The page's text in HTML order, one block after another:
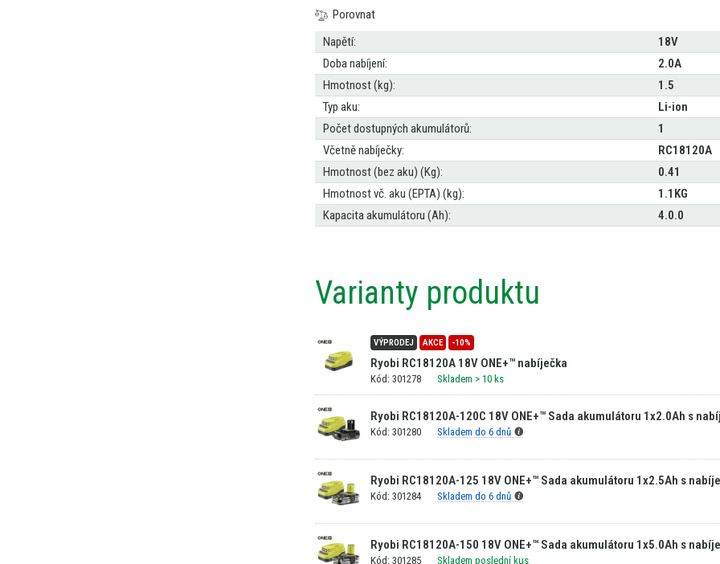
Porovnat
Napětí:
18V
Doba nabíjení:
2.0A
Hmotnost (kg):
1.5
Typ aku:
Li-ion
Počet dostupných akumulátorů:
1
Včetně nabíječky:
RC18120A
Hmotnost (bez aku) (Kg):
0.41
Hmotnost vč. aku (EPTA) (kg):
1.1KG
Kapacita akumulátoru (Ah):
4.0.0
Varianty produktu
VÝPRODEJ AKCE -10%
Ryobi RC18120A 18V ONE+™ nabíječka
Kód: 301278 Skladem > 10 ks
Ryobi RC18120A-120C 18V ONE+™ Sada akumulátoru 1x2.0Ah s
Kód: 301280 Skladem do 6 dnů
Ryobi RC18120A-125 18V ONE+™ Sada akumulátoru 1x2.5Ah s
Kód: 301284 Skladem do 6 dnů
Ryobi RC18120A-150 18V ONE+™ Sada akumulátoru 1x5.0Ah s
Kód: 301285 Skladem poslední kus